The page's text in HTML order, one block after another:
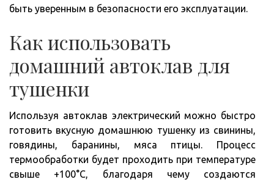
быть уверенным в безопасности его эксплуатации.
Как использовать
домашний автоклав для
тушенки
Используя автоклав электрический можно быстро
готовить вкусную домашнюю тушенку из свинины,
говядины, баранины, мяса птицы. Процесс
термообработки будет проходить при температуре
свыше +100°С, благодаря чему создаются